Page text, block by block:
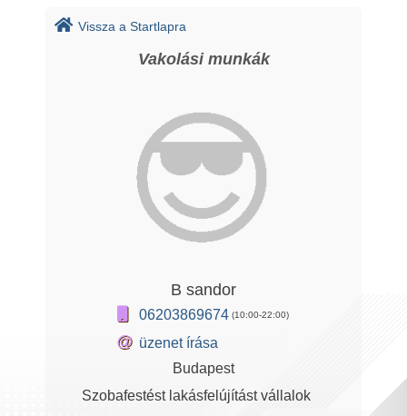
Vissza a Startlapra
Vakolási munkák
B sandor
06203869674 (10:00-22:00)
@ üzenet írása
Budapest
Szobafestést lakásfelújítást vállalok